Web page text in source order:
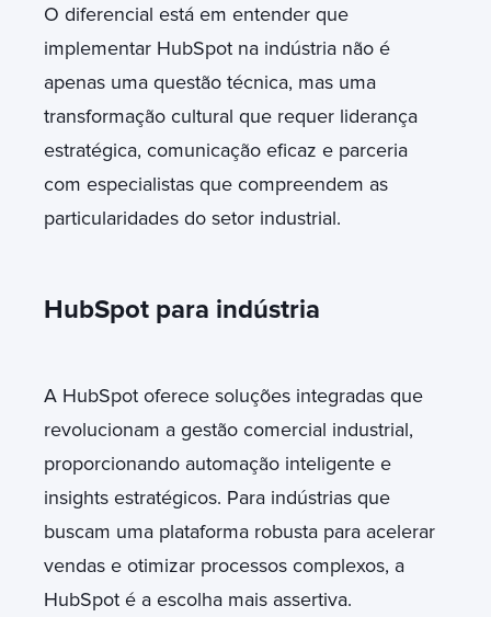
O diferencial está em entender que
implementar HubSpot na indústria não é
apenas uma questão técnica, mas uma
transformação cultural que requer liderança
estratégica, comunicação eficaz e parceria
com especialistas que compreendem as
particularidades do setor industrial.
HubSpot para indústria
A HubSpot oferece soluções integradas que
revolucionam a gestão comercial industrial,
proporcionando automação inteligente e
insights estratégicos. Para indústrias que
buscam uma plataforma robusta para acelerar
vendas e otimizar processos complexos, a
HubSpot é a escolha mais assertiva.